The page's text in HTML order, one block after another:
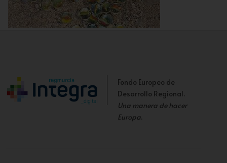
Fondo Europeo de
Desarrollo Regional.
Una manera de hacer
Europa.